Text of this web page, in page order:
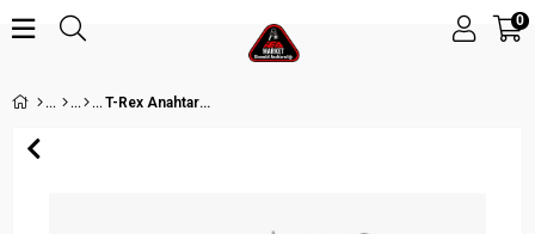
0
T-Rex Anahtar Kesme Makinesi